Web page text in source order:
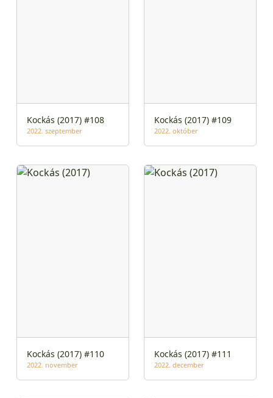
Kockás (2017) #108
2022. szeptember
Kockás (2017) #109
2022. október
Kockás (2017) #110
2022. november
Kockás (2017) #111
2022. december